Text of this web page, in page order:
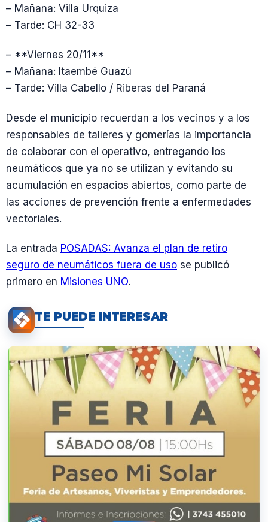
– Mañana: Villa Urquiza
– Tarde: CH 32-33
– **Viernes 20/11**
– Mañana: Itaembé Guazú
– Tarde: Villa Cabello / Riberas del Paraná
Desde el municipio recuerdan a los vecinos y a los
responsables de talleres y gomerías la importancia
de colaborar con el operativo, entregando los
neumáticos que ya no se utilizan y evitando su
acumulación en espacios abiertos, como parte de
las acciones de prevención frente a enfermedades
vectoriales.
La entrada POSADAS: Avanza el plan de retiro
seguro de neumáticos fuera de uso se publicó
primero en Misiones UNO.
TE PUEDE INTERESAR